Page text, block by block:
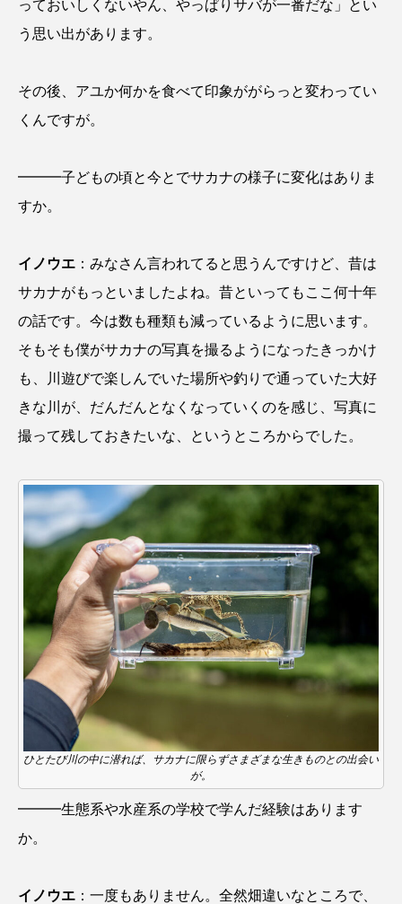
ゴトウタゴガエル ゴマフアザラシ ゴリ
サカナアパートメント サカナブックス
サクラマス サケ サザエ
サブカルチャー サメ サヨリ
サルシアクラゲ サルパ サワガニ
サンゴ サンショウウオ サンマ
サーモン ザトウクジラ シクリッド
シコロサンゴ シトウズクラゲ シマハギ
シャコガイ シュレーゲルアオガエル
シラウオ シロウオ シログチ
シロザケ シロワニ ジンベエザメ
スクミリンゴガイ スズキ スッポン
スナモグリ スベスベマンジュウガニ
スルメイカ
センニンガジ ソウギョ
ソトオリイワシ ソラスズメダイ
っておいしくないやん、やっぱりサバが一番だな」とい
う思い出があります。
その後、アユか何かを食べて印象ががらっと変わってい
くんですが。
━━━子どもの頃と今とでサカナの様子に変化はありま
すか。
イノウエ ：みなさん言われてると思うんですけど、昔は
サカナがもっといましたよね。昔といってもここ何十年
の話です。今は数も種類も減っているように思います。
そもそも僕がサカナの写真を撮るようになったきっかけ
も、川遊びで楽しんでいた場所や釣りで通っていた大好
きな川が、だんだんとなくなっていくのを感じ、写真に
撮って残しておきたいな、というところからでした。
ひとたび川の中に潜れば、サカナに限らずさまざまな生きものとの出会い
が。
━━━生態系や水産系の学校で学んだ経験はあります
か。
イノウエ ：一度もありません。全然畑違いなところで、